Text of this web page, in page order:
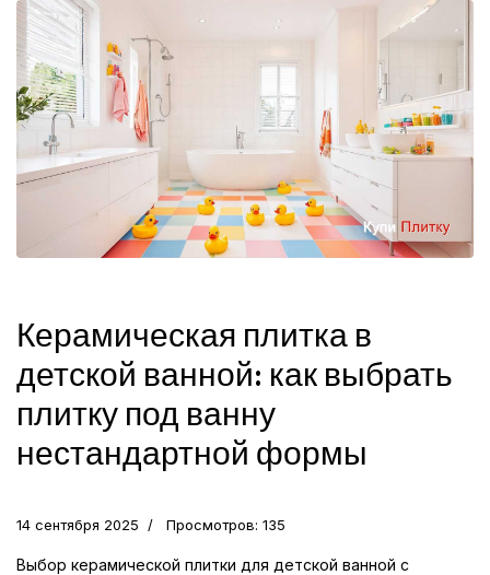
Керамическая плитка в
детской ванной: как выбрать
плитку под ванну
нестандартной формы
14 сентября 2025 Просмотров: 135
Выбор керамической плитки для детской ванной с